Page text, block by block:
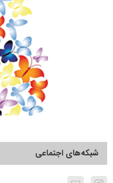
شبکه‌های اجتماعی